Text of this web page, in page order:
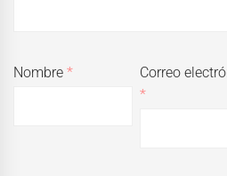
Nombre*
Correo
*